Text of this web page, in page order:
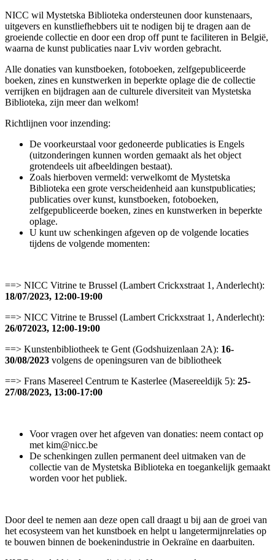
NICC wil Mystetska Biblioteka ondersteunen door kunstenaars,
uitgevers en kunstliefhebbers uit te nodigen bij te dragen aan de
groeiende collectie en door een drop off punt te faciliteren in België,
waarna de kunst publicaties naar Lviv worden gebracht.
Alle donaties van kunstboeken, fotoboeken, zelfgepubliceerde
boeken, zines en kunstwerken in beperkte oplage die de collectie
verrijken en bijdragen aan de culturele diversiteit van Mystetska
Biblioteka, zijn meer dan welkom!
Richtlijnen voor inzending:
De voorkeurstaal voor gedoneerde publicaties is Engels
(uitzonderingen kunnen worden gemaakt als het object
grotendeels uit afbeeldingen bestaat).
Zoals hierboven vermeld: verwelkomt de Mystetska
Biblioteka een grote verscheidenheid aan kunstpublicaties;
publicaties over kunst, kunstboeken, fotoboeken,
zelfgepubliceerde boeken, zines en kunstwerken in beperkte
oplage.
U kunt uw schenkingen afgeven op de volgende locaties
tijdens de volgende momenten:
==> NICC Vitrine te Brussel (Lambert Crickxstraat 1, Anderlecht):
18/07/2023, 12:00-19:00
==> NICC Vitrine te Brussel (Lambert Crickxstraat 1, Anderlecht):
26/072023, 12:00-19:00
==> Kunstenbibliotheek te Gent (Godshuizenlaan 2A): 16-
30/08/2023 volgens de openingsuren van de bibliotheek
==> Frans Masereel Centrum te Kasterlee (Masereeldijk 5): 25-
27/08/2023, 13:00-17:00
Voor vragen over het afgeven van donaties: neem contact op
met kim@nicc.be
De schenkingen zullen permanent deel uitmaken van de
collectie van de Mystetska Biblioteka en toegankelijk gemaakt
worden voor het publiek.
Door deel te nemen aan deze open call draagt u bij aan de groei van
het ecosysteem van het kunstboek en helpt u langetermijnrelaties op
te bouwen binnen de boekenindustrie in Oekraïne en daarbuiten.